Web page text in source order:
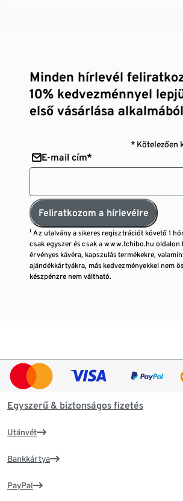
Minden hírlevél
10% kedvezménnyel
első vásárlása
* Kötelezően
E-mail cím*
Feliratkozom a hírlevélre
¹ Az utalvány a sikeres regisztrációt követő 1
csak egyszer és csak a www.tchibo.hu oldalon
érvényes kávéra, kapszulás termékekre,
ajándékkártyákra, más kedvezményekkel nem
készpénzre nem váltható.
Egyszerű & biztonságos fizetés
Utánvét
Bankkártya
PayPal